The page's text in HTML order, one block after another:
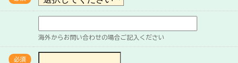
海外からお問い合わせの場合ご記入ください
必須